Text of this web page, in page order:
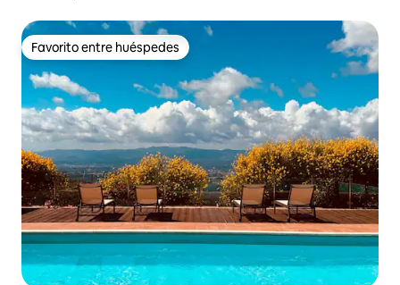
Favorito entre huéspedes
Favorito entre huéspedes